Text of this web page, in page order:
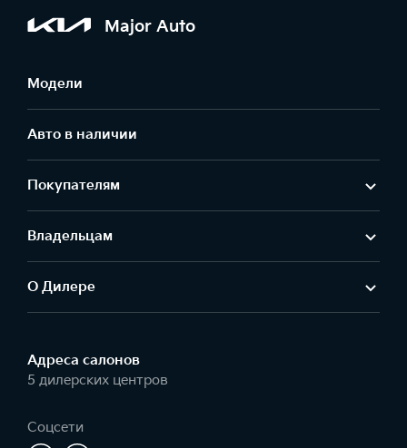
характеристики соответствуют личным
предпочтениям потенциального покупателя.
Подробнее
Major Auto
Модели
Авто в наличии
Покупателям
Владельцам
О Дилере
Адреса салонов
5 дилерских центров
Соцсети